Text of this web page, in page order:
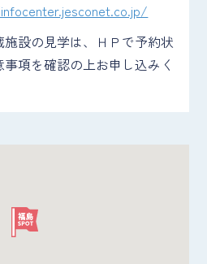
施設の見学は、ＨＰで予約状
事項を確認の上お申し込みく